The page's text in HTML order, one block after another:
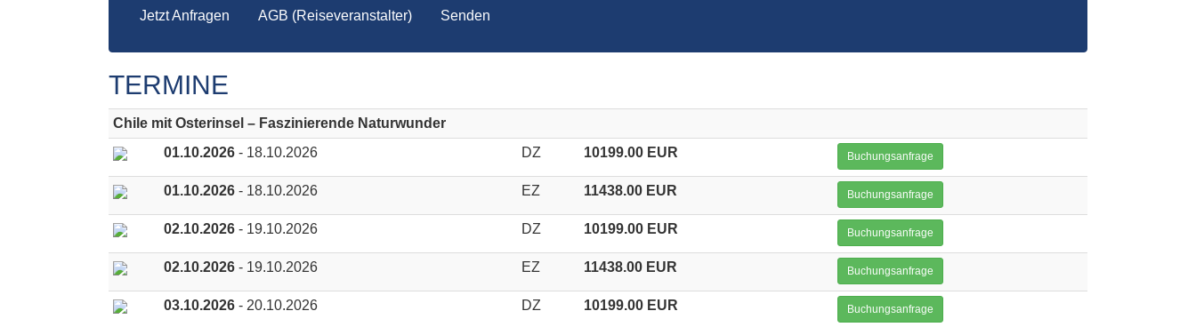
Jetzt Anfragen AGB (Reiseveranstalter) Senden
TERMINE
Chile mit Osterinsel – Faszinierende Naturwunder
01.10.2026 - 18.10.2026 DZ 10199.00 EUR Buchungsanfrage
01.10.2026 - 18.10.2026 EZ 11438.00 EUR Buchungsanfrage
02.10.2026 - 19.10.2026 DZ 10199.00 EUR Buchungsanfrage
02.10.2026 - 19.10.2026 EZ 11438.00 EUR Buchungsanfrage
03.10.2026 - 20.10.2026 DZ 10199.00 EUR Buchungsanfrage